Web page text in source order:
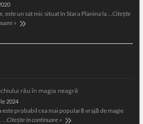
este un sat mic situat în Stara Planina la … Citește
»
rău în magia neagră
2024
este probabil cea mai populară vrajă de magie
Citește în continuare »